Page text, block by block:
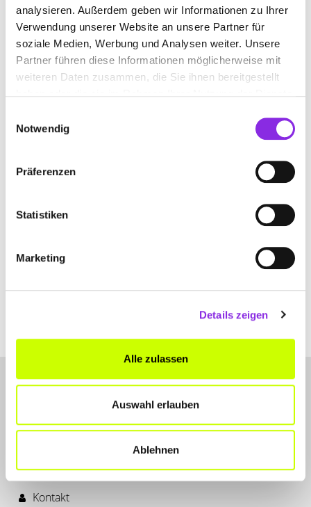
analysieren. Außerdem geben wir Informationen zu Ihrer
Verwendung unserer Website an unsere Partner für
soziale Medien, Werbung und Analysen weiter. Unsere
Partner führen diese Informationen möglicherweise mit
weiteren Daten zusammen, die Sie ihnen bereitgestellt
Notwendig
Präferenzen
Statistiken
Marketing
Details zeigen
Alle zulassen
Auswahl erlauben
Ablehnen
RECHT & GELD
SPORT & FREIZEIT
HÖREN NEU ENTDECKEN: EIN BESUCH BEI DER
…
Mehr erfahren
LET'S CONNECT
Kontakt